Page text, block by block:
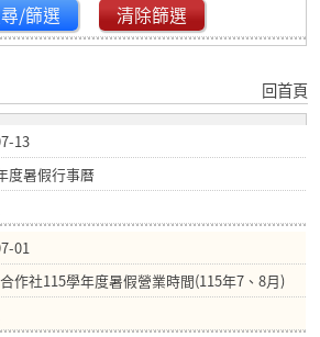
/篩選 清除篩選
回首頁
13
度暑假行事曆
01
作社115學年度暑假營業時間(115年7、8月)